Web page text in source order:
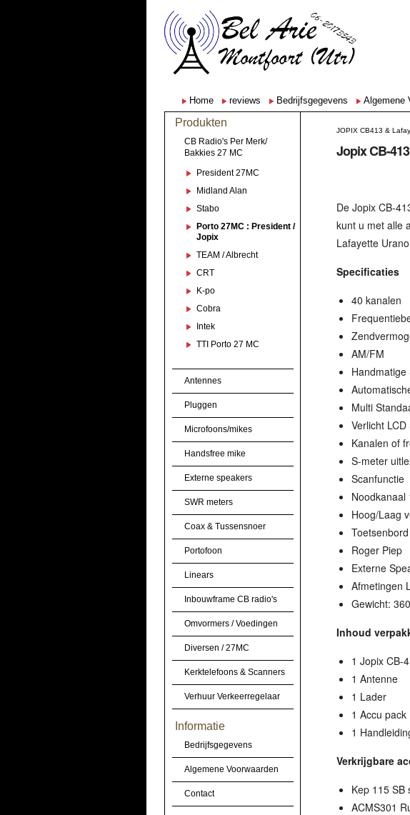
Home reviews Bedrijfsgegevens Algemene
Produkten
CB Radio's Per Merk/
Bakkies 27 MC
President 27MC
Midland Alan
Stabo
Porto 27MC : President /
Jopix
TEAM / Albrecht
CRT
K-po
Cobra
Intek
TTI Porto 27 MC
Antennes
Pluggen
Microfoons/mikes
Handsfree mike
Externe speakers
SWR meters
Coax & Tussensnoer
Portofoon
Linears
Inbouwframe CB radio's
Omvormers / Voedingen
Diversen / 27MC
Kerktelefoons & Scanners
Verhuur Verkeerregelaar
Informatie
Bedrijfsgegevens
Algemene Voorwaarden
Contact
JOPIX CB413 &
Jopix CB-
De Jopix CB-
kunt u met alle
Lafayette
Specificaties
40 kanalen
AM/FM
Handmatige
Multi
Verlicht LCD
Kanalen of
S-meter
Scanfunctie
Noodkanaal
Hoog/Laag
Roger Piep
Externe
Afmetingen
Gewicht:
Inhoud
1 Jopix CB-
1 Antenne
1 Lader
1 Accu pack
1
Verkrijgbare
Kep 115 SB
ACMS301